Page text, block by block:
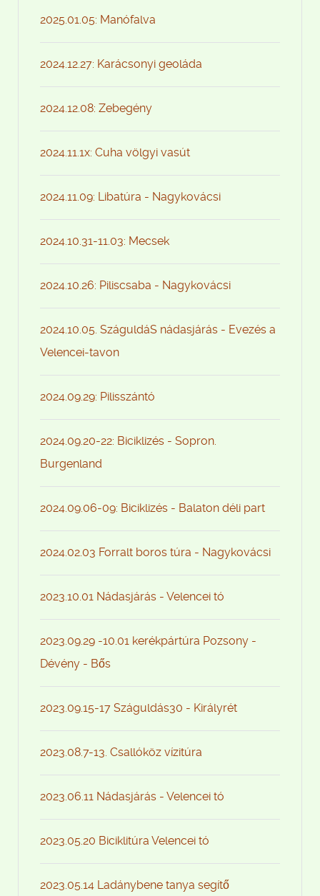
2025.01.05: Manófalva
2024.12.27: Karácsonyi geoláda
2024.12.08: Zebegény
2024.11.1x: Cuha völgyi vasút
2024.11.09: Libatúra - Nagykovácsi
2024.10.31-11.03: Mecsek
2024.10.26: Piliscsaba - Nagykovácsi
2024.10.05. SzáguldáS nádasjárás - Evezés a
Velencei-tavon
2024.09.29: Pilisszántó
2024.09.20-22: Biciklizés - Sopron.
Burgenland
2024.09.06-09: Biciklizés - Balaton déli part
2024.02.03 Forralt boros túra - Nagykovácsi
2023.10.01 Nádasjárás - Velencei tó
2023.09.29 -10.01 kerékpártúra Pozsony -
Dévény - Bős
2023.09.15-17 Száguldás30 - Királyrét
2023.08.7-13. Csallóköz vízitúra
2023.06.11 Nádasjárás - Velencei tó
2023.05.20 Biciklitúra Velencei tó
2023.05.14 Ladánybene tanya segítő